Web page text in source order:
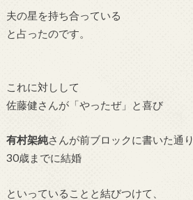
夫の星を持ち合っている
と占ったのです。
これに対しして
佐藤健さんが「やったぜ」と喜び
有村架純さんが前ブロックに書いた通り
30歳までに結婚
といっていることと結びつけて、